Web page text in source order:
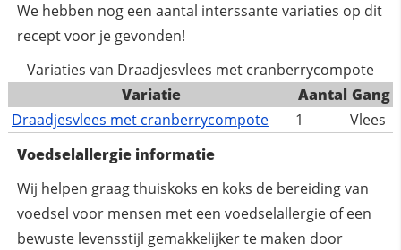
We hebben nog een aantal interssante variaties op dit
recept voor je gevonden!
Variaties van Draadjesvlees met cranberrycompote
Variatie
Aantal Gang
Draadjesvlees met cranberrycompote
1
Vlees
Voedselallergie informatie
Wij helpen graag thuiskoks en koks de bereiding van
voedsel voor mensen met een voedselallergie of een
bewuste levensstijl gemakkelijker te maken door